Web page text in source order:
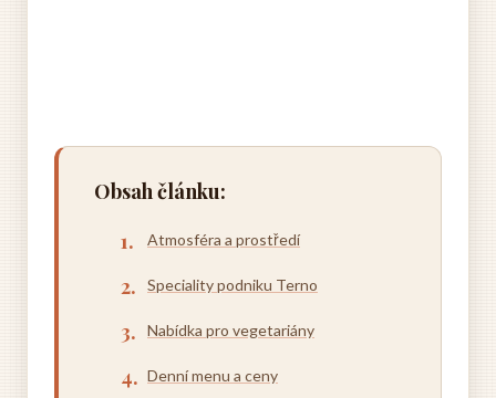
Obsah článku:
Atmosféra a prostředí
Speciality podniku Terno
Nabídka pro vegetariány
Denní menu a ceny